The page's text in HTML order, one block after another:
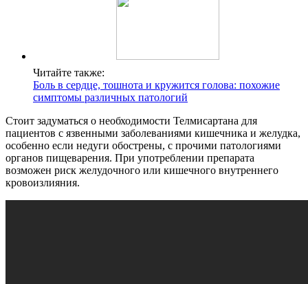
Читайте также:
Боль в сердце, тошнота и кружится голова: похожие
симптомы различных патологий
Стоит задуматься о необходимости Телмисартана для
пациентов с язвенными заболеваниями кишечника и желудка,
особенно если недуги обострены, с прочими патологиями
органов пищеварения. При употреблении препарата
возможен риск желудочного или кишечного внутреннего
кровоизлияния.